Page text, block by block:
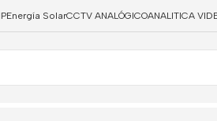
Energía SolarCCTV ANALÓGICOANALITICA